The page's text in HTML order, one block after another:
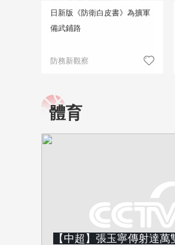
日新版《防衛白皮書》為擴軍
備武鋪路
防務新觀察
體育
【中超】張玉寧傳射達萬